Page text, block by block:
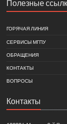
Полезные
ГОРЯЧАЯ ЛИНИЯ
СЕРВИСЫ МГПУ
ОБРАЩЕНИЯ
КОНТАКТЫ
ВОПРОСЫ
Контакты